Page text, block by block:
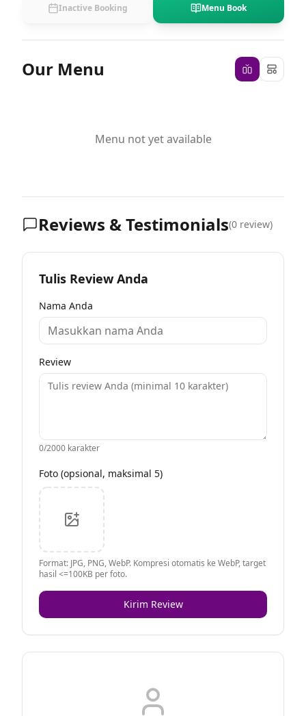
Inactive Booking Menu Book
Our Menu
Menu not yet available
Reviews & Testimonials(0 review)
Tulis Review Anda
Nama Anda
Review
0/2000 karakter
Foto (opsional, maksimal 5)
Format: JPG, PNG, WebP. Kompresi otomatis ke WebP, target
hasil <=100KB per foto.
Kirim Review